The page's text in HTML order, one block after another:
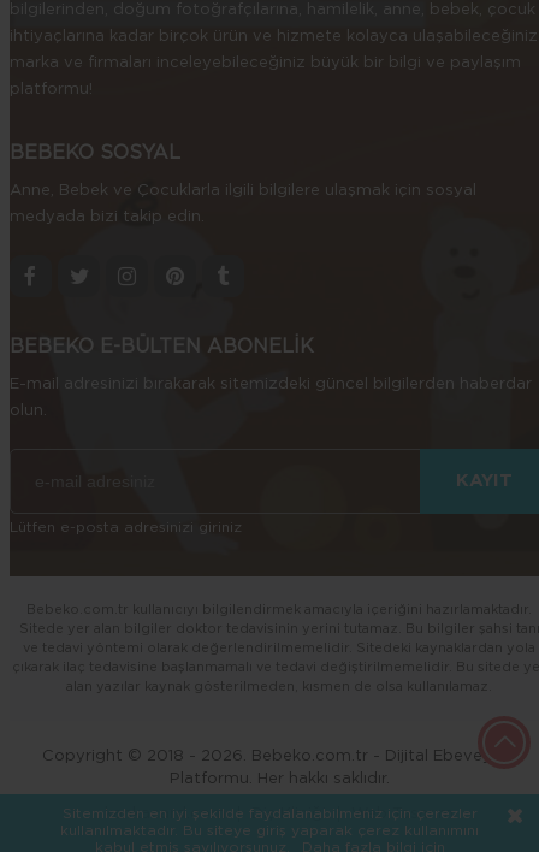
bilgilerinden, doğum fotoğrafçılarına, hamilelik, anne, bebek, çocuk
ihtiyaçlarına kadar birçok ürün ve hizmete kolayca ulaşabileceğiniz
marka ve firmaları inceleyebileceğiniz büyük bir bilgi ve paylaşım
platformu!
BEBEKO SOSYAL
Anne, Bebek ve Çocuklarla ilgili bilgilere ulaşmak için sosyal
medyada bizi takip edin.
BEBEKO E-BÜLTEN ABONELİK
E-mail adresinizi bırakarak sitemizdeki güncel bilgilerden haberdar
olun.
Lütfen e-posta adresinizi giriniz
Bebeko.com.tr kullanıcıyı bilgilendirmek amacıyla içeriğini hazırlamaktadır.
Sitede yer alan bilgiler doktor tedavisinin yerini tutamaz. Bu bilgiler şahsi tanı
ve tedavi yöntemi olarak değerlendirilmemelidir. Sitedeki kaynaklardan yola
çıkarak ilaç tedavisine başlanmamalı ve tedavi değiştirilmemelidir. Bu sitede
alan yazılar kaynak gösterilmeden, kısmen de olsa kullanılamaz.
Copyright © 2018 - 2026. Bebeko.com.tr - Dijital Ebeveynlik
Platformu. Her hakkı saklıdır.
kankacard.com Diş Kliniği Web Tasarım
Sitemizden en iyi şekilde faydalanabilmeniz için çerezler
kullanılmaktadır. Bu siteye giriş yaparak çerez kullanımını
kabul etmiş sayılıyorsunuz.
Daha fazla bilgi için